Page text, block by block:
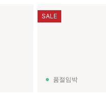
품절임박
SALE